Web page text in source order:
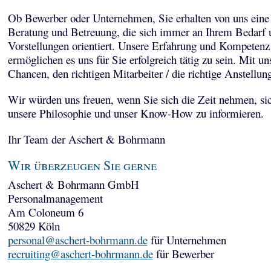
Ob Bewerber oder Unternehmen, Sie erhalten von uns
Beratung und Betreuung, die sich immer an Ihrem Bedarf
Vorstellungen orientiert. Unsere Erfahrung und Kompetenz
ermöglichen es uns für Sie erfolgreich tätig zu sein. Mit
Chancen, den richtigen Mitarbeiter / die richtige
Wir würden uns freuen, wenn Sie sich die Zeit nehmen,
unsere Philosophie und unser Know-How zu informieren.
Ihr Team der Aschert & Bohrmann
Wir überzeugen Sie gerne
Aschert & Bohrmann GmbH
Personalmanagement
Am Coloneum 6
50829 Köln
personal@aschert-bohrmann.defür Unternehmen
recruiting@aschert-bohrmann.defür Bewerber